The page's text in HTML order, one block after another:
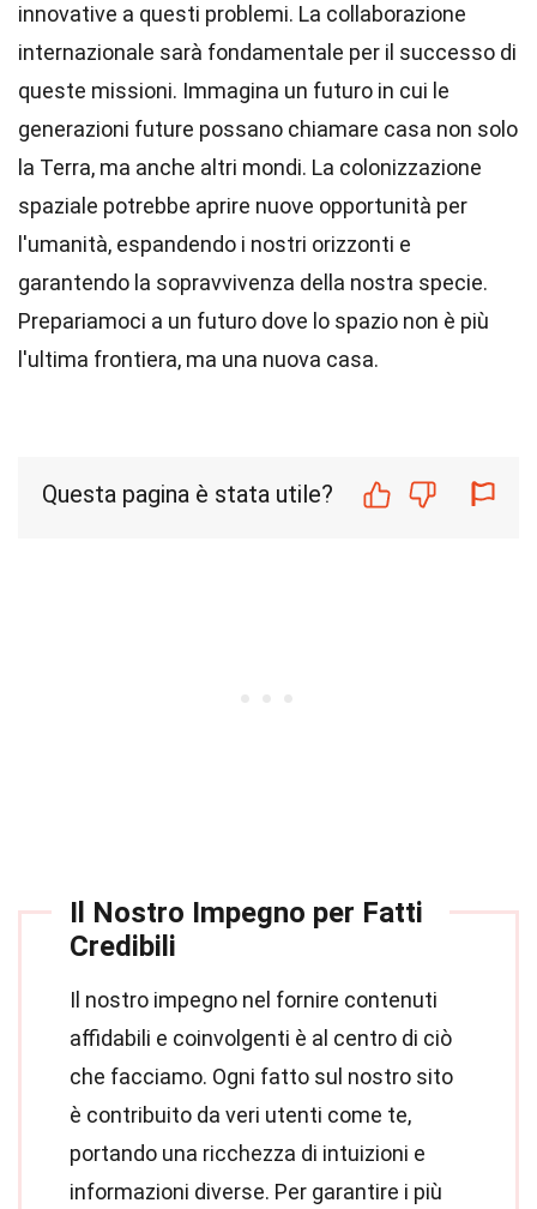
innovative a questi problemi. La collaborazione
internazionale sarà fondamentale per il successo di
queste missioni. Immagina un futuro in cui le
generazioni future possano chiamare casa non solo
la Terra, ma anche altri mondi. La colonizzazione
spaziale potrebbe aprire nuove opportunità per
l'umanità, espandendo i nostri orizzonti e
garantendo la sopravvivenza della nostra specie.
Prepariamoci a un futuro dove lo spazio non è più
l'ultima frontiera, ma una nuova casa.
Questa pagina è stata utile?
Il Nostro Impegno per Fatti
Credibili
Il nostro impegno nel fornire contenuti
affidabili e coinvolgenti è al centro di ciò
che facciamo. Ogni fatto sul nostro sito
è contribuito da veri utenti come te,
portando una ricchezza di intuizioni e
informazioni diverse. Per garantire i più